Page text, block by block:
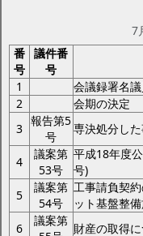
7
番
号
議件番
号
1
会議録署名
2
会期の決定
3
報告第5
号
専決処分し
4
議案第
53号
平成18年度
号)
5
議案第
54号
工事請負契
ット基盤整
6
議案第
財産の取得